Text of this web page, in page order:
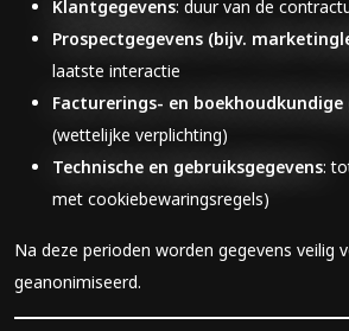
Klantgegevens: duur van de
Prospectgegevens (bijv.
laatste interactie
Facturerings- en boekhoudkundige
(wettelijke verplichting)
Technische en gebruiksgegevens:
met cookiebewaringsregels)
Na deze perioden worden gegevens veilig
geanonimiseerd.